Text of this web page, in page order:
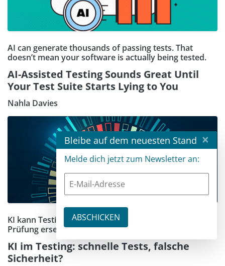
AI can generate thousands of passing tests. That
doesn’t mean your software is actually being tested.
AI-Assisted Testing Sounds Great Until
Your Test Suite Starts Lying to You
Nahla Davies
KI kann Testing erleichtern, aber keine fachliche
Prüfung ersetzen
KI im Testing: schnelle Tests, falsche
Sicherheit?
Bleibe auf dem neuesten Stand ×
Melde dich jetzt zum Newsletter an: